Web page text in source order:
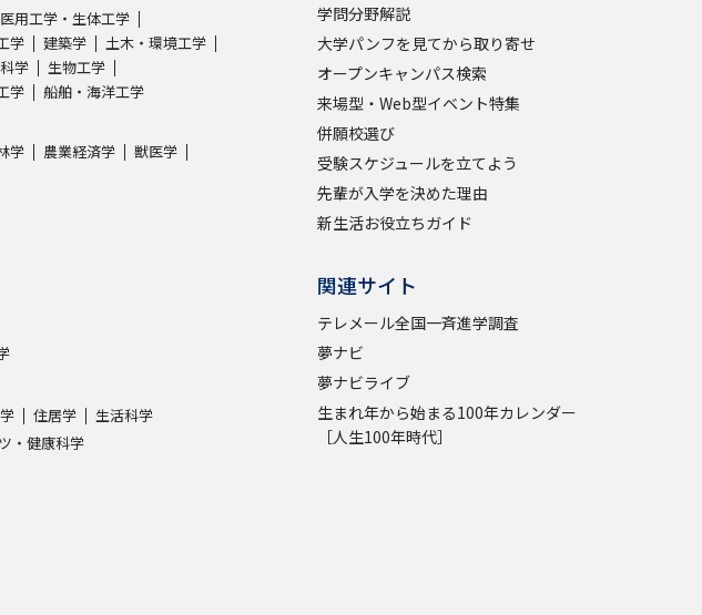
お支払いについて 受付内容・発送状況の確認 テレメール
定
特定商取引表記 テレメール進学カタログ
訂正のご案内
医用工学・生体工学
学 建築学
土木・環境工学
学
生物工学
学 船舶・海洋工学
学 農業経済学
獣医学
住居学 生活科学
・健康科学
学問分野解説
大学パンフを見てから取り寄せ
オープンキャンパス検索
来場型・Web型イベント特集
併願校選び
受験スケジュールを立てよう
先輩が入学を決めた理由
新生活お役立ちガイド
関連サイト
テレメール全国一斉進学調査
夢ナビ
夢ナビライブ
生まれ年から始まる100年カレンダー
［人生100年時代］